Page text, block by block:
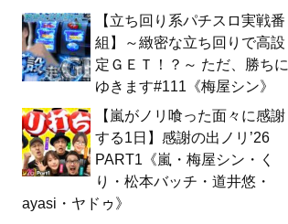
【立ち回り系パチスロ実戦番
組】～緻密な立ち回りで高設
定ＧＥＴ！？～ ただ、勝ちに
ゆきます#111《梅屋シン》
【嵐がノリ喰った面々に感謝
する1日】感謝の出ノリ’26
PART1《嵐・梅屋シン・く
り・松本バッチ・道井悠・
ayasi・ヤドゥ》